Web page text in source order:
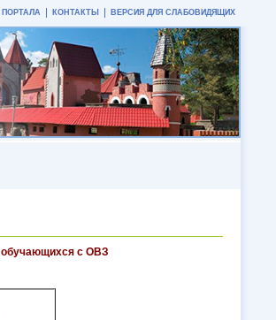
ПОРТАЛА КОНТАКТЫ ВЕРСИЯ ДЛЯ СЛАБОВИДЯЩИХ
обучающихся с ОВЗ